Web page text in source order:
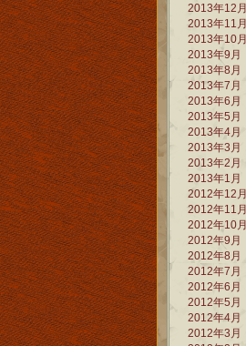
2013年12月
2013年11月
2013年10月
2013年9月
2013年8月
2013年7月
2013年6月
2013年5月
2013年4月
2013年3月
2013年2月
2013年1月
2012年12月
2012年11月
2012年10月
2012年9月
2012年8月
2012年7月
2012年6月
2012年5月
2012年4月
2012年3月